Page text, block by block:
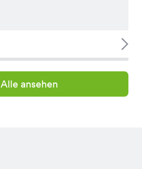
Alle ansehen